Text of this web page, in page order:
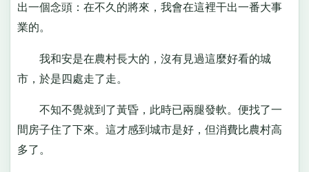
出一個念頭：在不久的將來，我會在這裡干出一番大事
業的。
我和安是在農村長大的，沒有見過這麼好看的城
市，於是四處走了走。
不知不覺就到了黃昏，此時已兩腿發軟。便找了一
間房子住了下來。這才感到城市是好，但消費比農村高
多了。